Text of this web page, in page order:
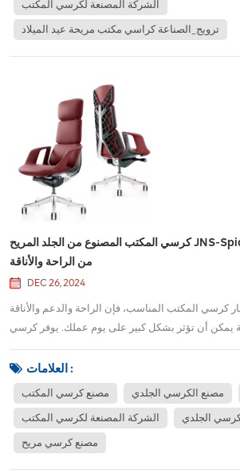
الشركة المصنعة لكرسي المكتب
ترويج_الصناعة كراسي مكتب مريحة عيد الميلاد
كرسي المكتب المصنوع من الجلد المريح JNS-Spiderman: مزيج مثالي
من الراحة والأناقة
DEC 26, 2024
كرسي المكتب المناسب، فإن الراحة والدعم والأناقة
يمكن أن تؤثر بشكل كبير على يوم عملك. يوفر كرسي
شخص يقضي ساعات طويلة في مكتبه.تصميم مريح لراحة
مطلقةإحدى الميزات البارز...
العلامات :
مصنع كرسي المكتب مصنع الكرسي الجلدي
الشركة المصنعة لكرسي المكتب الجلدي
مصنع كرسي مريح